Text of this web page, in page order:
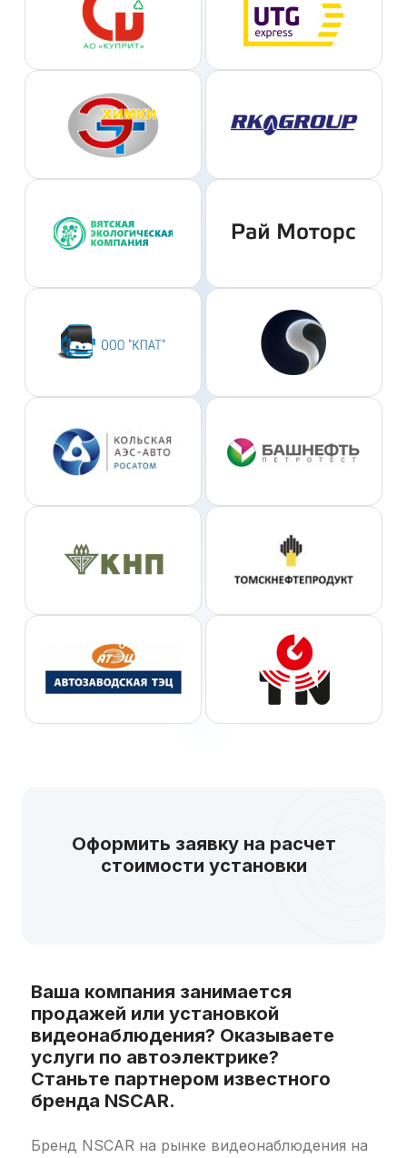
Оформить заявку на расчет
стоимости установки
Ваша компания занимается
продажей или установкой
видеонаблюдения? Оказываете
услуги по автоэлектрике?
Станьте партнером известного
бренда NSCAR.
Бренд NSCAR на рынке видеонаблюдения на